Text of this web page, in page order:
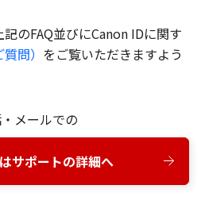
のFAQ並びにCanon IDに関す
問） をご覧いただきますよう
メールでの
サポートの詳細へ